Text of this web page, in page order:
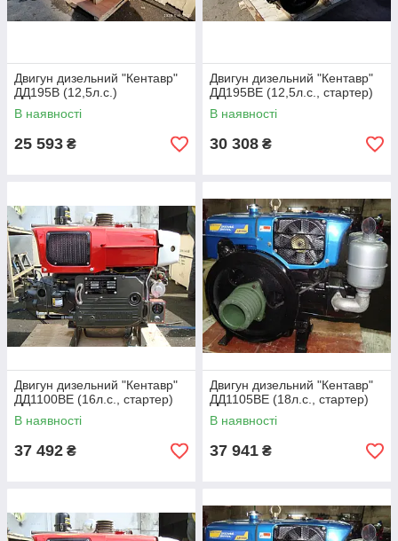
Двигун дизельний "Кентавр"
ДД195В (12,5л.с.)
В наявності
25 593 ₴
Двигун дизельний "Кентавр"
ДД195ВЕ (12,5л.с., стартер)
В наявності
30 308 ₴
Двигун дизельний "Кентавр"
ДД1100ВЕ (16л.с., стартер)
В наявності
37 492 ₴
Двигун дизельний "Кентавр"
ДД1105ВЕ (18л.с., стартер)
В наявності
37 941 ₴